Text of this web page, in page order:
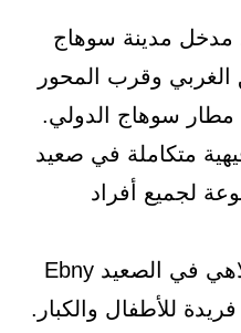
مدخل مدينة سوهاج
الغربي وقرب المحور
مطار سوهاج الدولي.
متكاملة في صعيد
لجميع أفراد
مجاور لأكبر مدينة ملاهي في الصعيد Ebny